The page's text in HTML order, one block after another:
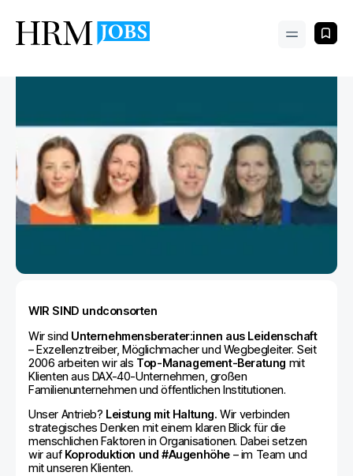
WIR SIND undconsorten
Wir sind Unternehmensberater:innen aus Leidenschaft
– Exzellenztreiber, Möglichmacher und Wegbegleiter. Seit
2006 arbeiten wir als Top-Management-Beratung mit
Klienten aus DAX-40-Unternehmen, großen
Familienunternehmen und öffentlichen Institutionen.
Unser Antrieb? Leistung mit Haltung. Wir verbinden
strategisches Denken mit einem klaren Blick für die
menschlichen Faktoren in Organisationen. Dabei setzen
wir auf Koproduktion und #Augenhöhe – im Team und
mit unseren Klienten.